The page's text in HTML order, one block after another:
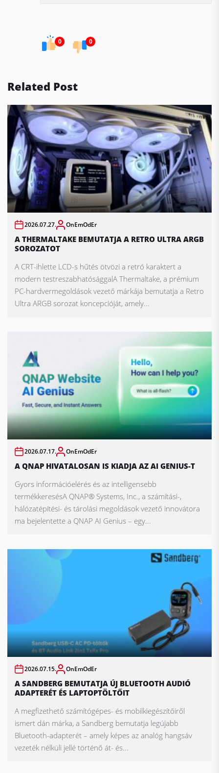
0 0
Related Post
2026.07.27. OnEmOdEr
A THERMALTAKE BEMUTATJA A RETRO ULTRA ARGB
SOROZATOT
A CRT-ihlette LCD-s hűtés ötvözi a retró karaktert a
modern testreszabhatósággalA Thermaltake, a prémium
PC-hardvermegoldások vezető márkája bemutatja a Retro
Ultra ARGB sorozat koncepcióját, amely...
2026.07.17. OnEmOdEr
A QNAP HIVATALOSAN IS KIADJA AZ AI GENIUS-T
Gyors információelérés és az intelligensebb
termékkeresésA QNAP® Systems, Inc., a számítási-,
hálózatépítési- és tárolási megoldások vezető innovátora
ma bejelentette a QNAP AI Genius – egy...
2026.07.15. OnEmOdEr
A SANDBERG BEMUTATJA ÚJ BLUETOOTH AUDIÓ
ADAPTERÉT ÉS LAPTOPTÖLTŐIT
A megfizethető számítógépes- és mobilkiegészítőiről
ismert dán márka, a Sandberg bemutatja legújabb
Bluetooth-adapterét – amely képes az analóg hangsáv
vezeték nélküli jellé történő át- és...